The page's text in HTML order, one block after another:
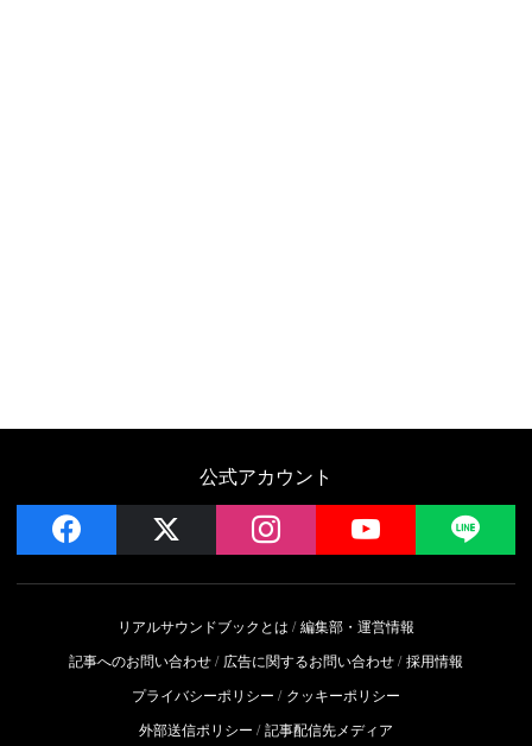
公式アカウント
facebook instagram YouTube
リアルサウンドブックとは
編集部・運営情報
記事へのお問い合わせ
広告に関するお問い合わせ 採用情報
プライバシーポリシー
クッキーポリシー
外部送信ポリシー
記事配信先メディア